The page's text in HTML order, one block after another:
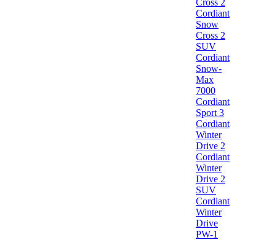
Cross 2
Cordiant
Snow
Cross 2
SUV
Cordiant
Snow-
Max
7000
Cordiant
Sport 3
Cordiant
Winter
Drive 2
Cordiant
Winter
Drive 2
SUV
Cordiant
Winter
Drive
PW-1